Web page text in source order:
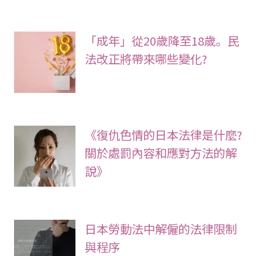
「成年」從20歲降至18歲。民
法改正將帶來哪些變化?
《復仇色情的日本法律是什麼?
關於處罰內容和應對方法的解
說》
日本勞動法中解僱的法律限制
與程序